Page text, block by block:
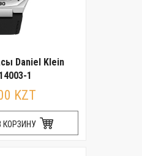
Daniel Klein
1
KZT
КОРЗИНУ